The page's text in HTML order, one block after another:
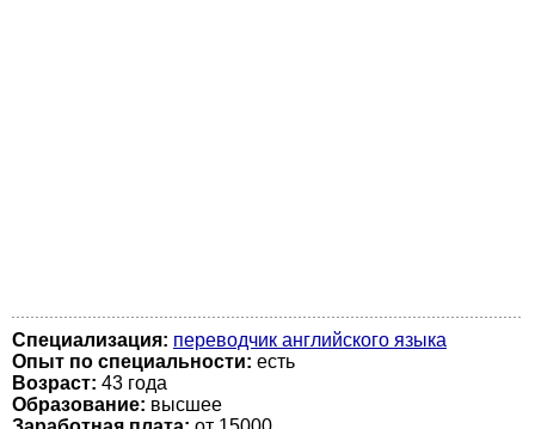
Специализация: переводчик английского языка
Опыт по специальности: есть
Возраст: 43 годa
Образование: высшее